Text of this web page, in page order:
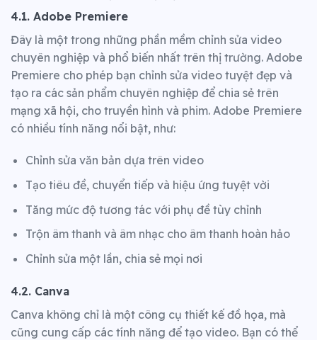
4.1. Adobe Premiere
Đây là một trong những phần mềm chỉnh sửa video
chuyên nghiệp và phổ biến nhất trên thị trường. Adobe
Premiere cho phép bạn chỉnh sửa video tuyệt đẹp và
tạo ra các sản phẩm chuyên nghiệp để chia sẻ trên
mạng xã hội, cho truyền hình và phim. Adobe Premiere
có nhiều tính năng nổi bật, như:
Chỉnh sửa văn bản dựa trên video
Tạo tiêu đề, chuyển tiếp và hiệu ứng tuyệt vời
Tăng mức độ tương tác với phụ đề tùy chỉnh
Trộn âm thanh và âm nhạc cho âm thanh hoàn hảo
Chỉnh sửa một lần, chia sẻ mọi nơi
4.2. Canva
Canva không chỉ là một công cụ thiết kế đồ họa, mà
cũng cung cấp các tính năng để tạo video. Bạn có thể